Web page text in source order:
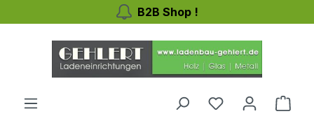
Zum Hauptinhalt springenB2B Shop !